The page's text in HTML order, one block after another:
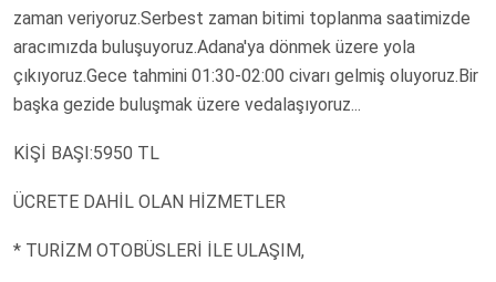
zaman veriyoruz.Serbest zaman bitimi toplanma saatimizde
aracımızda buluşuyoruz.Adana'ya dönmek üzere yola
çıkıyoruz.Gece tahmini 01:30-02:00 civarı gelmiş oluyoruz.Bir
başka gezide buluşmak üzere vedalaşıyoruz...
KİŞİ BAŞI:5950 TL
ÜCRETE DAHİL OLAN HİZMETLER
* TURİZM OTOBÜSLERİ İLE ULAŞIM,